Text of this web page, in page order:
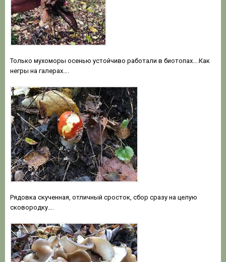
Только мухоморы осенью устойчиво работали в биотопах….Как
негры на галерах….
Рядовка скученная, отличный сросток, сбор сразу на целую
сковородку….